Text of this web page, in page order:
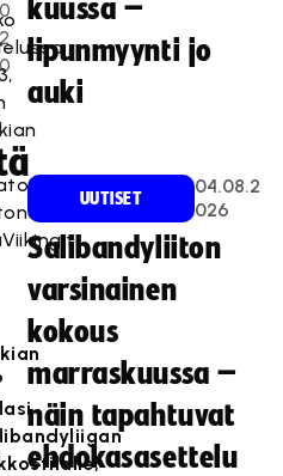
0
kuussa –
lipunmyynti jo
auki
UUTISET
04.08.2
026
Salibandyliiton
varsinainen
kokous
marraskuussa –
näin tapahtuvat
ehdokasasettelu